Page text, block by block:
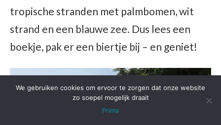
tropische stranden met palmbomen, wit
strand en een blauwe zee. Dus lees een
boekje, pak er een biertje bij – en geniet!
We gebruiken cookies om ervoor te zorgen dat onze website
zo soepel mogelijk draait
Prima